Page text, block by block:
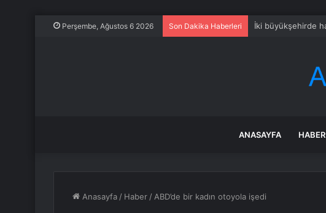
Perşembe, Ağustos 6 2026 Son Dakika Haberleri İki büyükşehirde
ANASAYFA HABER
Anasayfa / Haber / ABD’de bir kadın otoyola işedi